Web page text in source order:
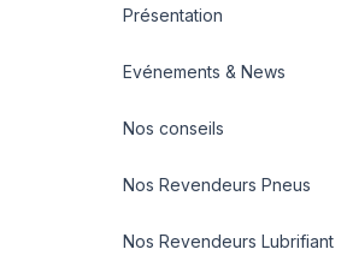
Présentation
Evénements & News
Nos conseils
Nos Revendeurs Pneus
Nos Revendeurs Lubrifiant